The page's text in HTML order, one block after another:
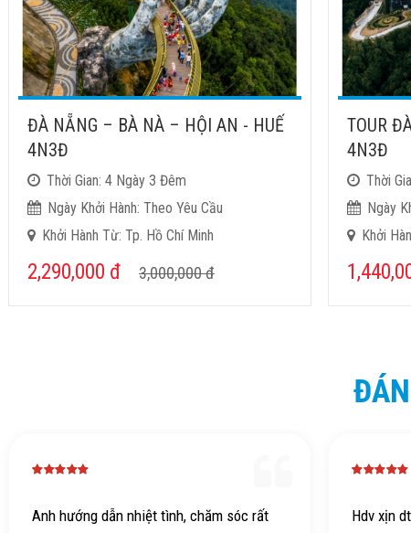
ĐÀ NẴNG – BÀ NÀ – HỘI AN - HUẾ
4N3Đ
Thời Gian: 4 Ngày 3 Đêm
Ngày Khởi Hành: Theo Yêu Cầu
Khởi Hành Từ: Tp. Hồ Chí Minh
2,290,000 đ 3,000,000đ
TOUR
4N3Đ
Thời
Ngày
Khởi
Hdv xịn dth
Đây là